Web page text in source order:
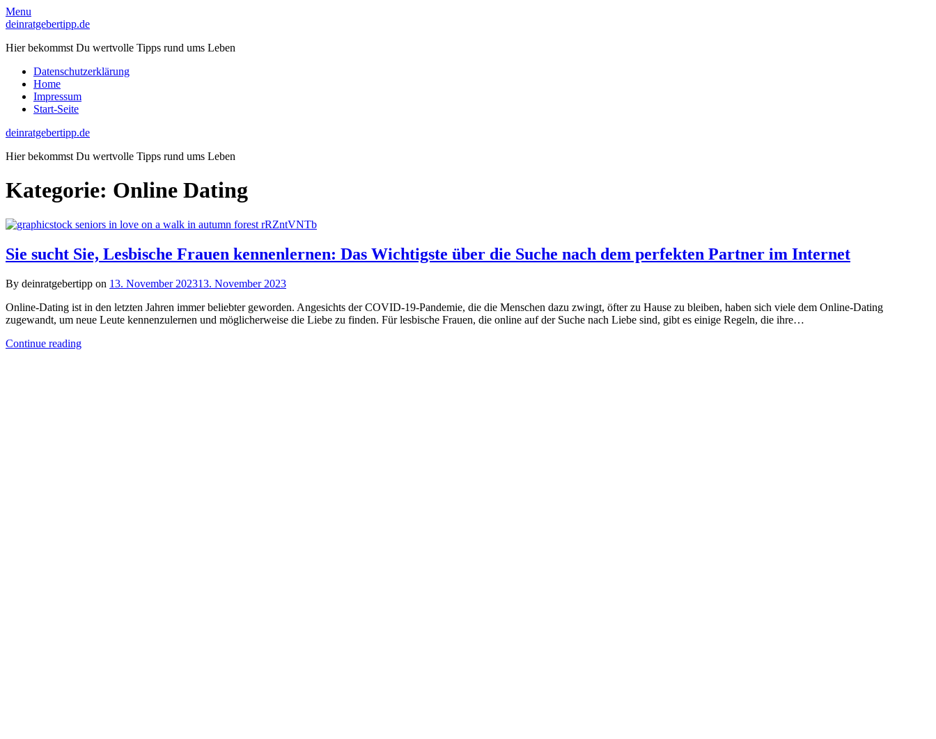
Skip
to
Menu
deinratgebertipp.de
Hier bekommst Du wertvolle Tipps rund ums Leben
Datenschutzerklärung
Home
Impressum
Start-Seite
deinratgebertipp.de
Hier bekommst Du wertvolle Tipps rund ums Leben
Kategorie: Online Dating
Sie sucht Sie, Lesbische Frauen kennenlernen: Das Wichtigste über die Suche nach dem perfekten Partner im Internet
By deinratgebertipp on 13. November 202313. November 2023
Online-Dating ist in den letzten Jahren immer beliebter geworden. Angesichts der COVID-19-Pandemie, die die Menschen dazu zwingt, öfter zu Hause zu bleiben, haben sich viele dem Online-Dating
zugewandt, um neue Leute kennenzulernen und möglicherweise die Liebe zu finden. Für lesbische Frauen, die online auf der Suche nach Liebe sind, gibt es einige Regeln, die ihre…
Continue reading